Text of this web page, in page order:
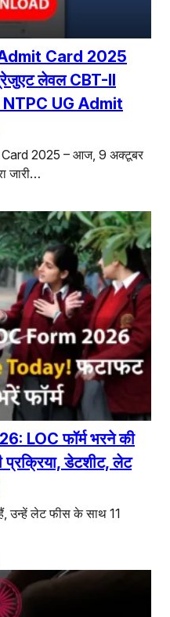
Card 2025
ग्रेजुएट लेवल CBT-II
NTPC UG Admit
2025 – आज, 9 अक्टूबर
जारी…
LOC फॉर्म भरने की
डेटशीट, लेट
उन्हें लेट फीस के साथ 11